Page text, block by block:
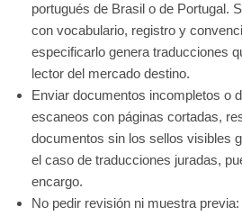
portugués de Brasil o de Portugal.
con vocabulario, registro y
especificarlo genera traducciones
lector del mercado destino.
Enviar documentos incompletos o
escaneos con páginas cortadas,
documentos sin los sellos visibles
el caso de traducciones juradas,
encargo.
No pedir revisión ni muestra